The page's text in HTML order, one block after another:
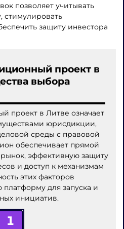
позволяет учитывать
стимулировать
защиту инвестора
проект в
выбора
проект в Литве означает
юрисдикции,
среды с правовой
обеспечивает прямой
эффективную защиту
и доступ к механизмам
этих факторов
для запуска и
инициатив.
1